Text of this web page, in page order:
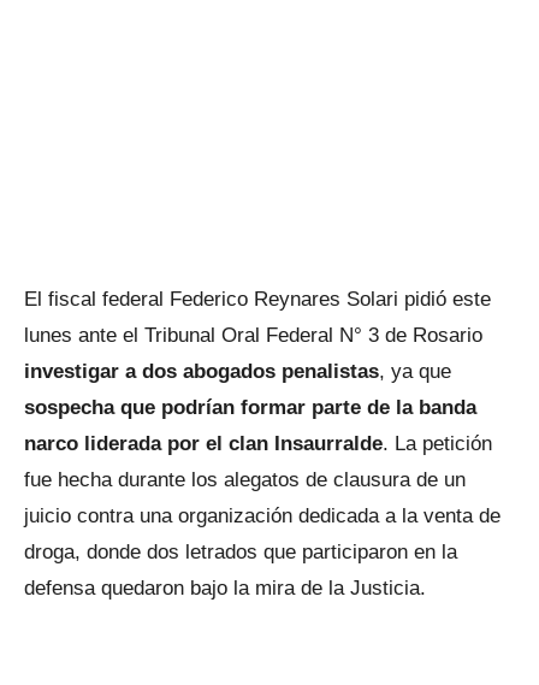
El fiscal federal Federico Reynares Solari pidió este
lunes ante el Tribunal Oral Federal N° 3 de Rosario
investigar a dos abogados penalistas, ya que
sospecha que podrían formar parte de la banda
narco liderada por el clan Insaurralde. La petición
fue hecha durante los alegatos de clausura de un
juicio contra una organización dedicada a la venta de
droga, donde dos letrados que participaron en la
defensa quedaron bajo la mira de la Justicia.